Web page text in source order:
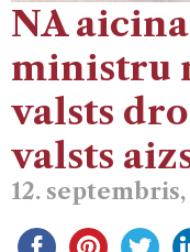
NA
ministru
valsts
valsts
12. septembris,